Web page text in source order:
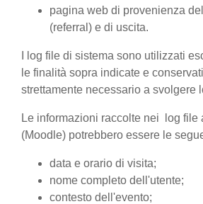
pagina web di provenienza
(referral) e di uscita.
I log file di sistema sono utilizzati
le finalità sopra indicate e
strettamente necessario a svolgere
Le informazioni raccolte nei log file
(Moodle) potrebbero essere le
data e orario di visita;
nome completo dell'utente;
contesto dell'evento;